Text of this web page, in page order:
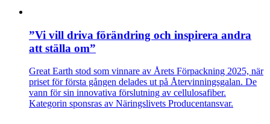
”Vi vill driva förändring och inspirera andra
att ställa om”
Great Earth stod som vinnare av Årets Förpackning 2025, när
priset för första gången delades ut på Återvinningsgalan. De
vann för sin innovativa förslutning av cellulosafiber.
Kategorin sponsras av Näringslivets Producentansvar.